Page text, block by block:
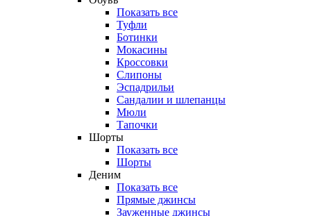
Показать все
Туфли
Ботинки
Мокасины
Кроссовки
Слипоны
Эспадрильи
Сандалии и шлепанцы
Мюли
Тапочки
Шорты
Показать все
Шорты
Деним
Показать все
Прямые джинсы
Зауженные джинсы